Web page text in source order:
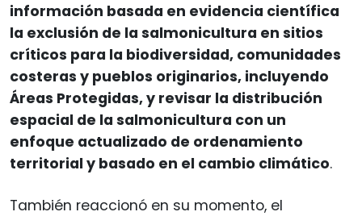
información basada en evidencia científica
la exclusión de la salmonicultura en sitios
críticos para la biodiversidad, comunidades
costeras y pueblos originarios, incluyendo
Áreas Protegidas, y revisar la distribución
espacial de la salmonicultura con un
enfoque actualizado de ordenamiento
territorial y basado en el cambio climático.
También reaccionó en su momento, el